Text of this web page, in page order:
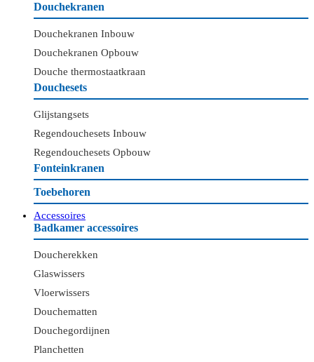
Douchekranen
Douchekranen Inbouw
Douchekranen Opbouw
Douche thermostaatkraan
Douchesets
Glijstangsets
Regendouchesets Inbouw
Regendouchesets Opbouw
Fonteinkranen
Toebehoren
Accessoires
Badkamer accessoires
Doucherekken
Glaswissers
Vloerwissers
Douchematten
Douchegordijnen
Planchetten